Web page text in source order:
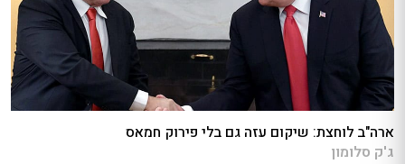
ארה"ב לוחצת: שיקום עזה גם בלי פירוק חמאס
ג'ק סלומון